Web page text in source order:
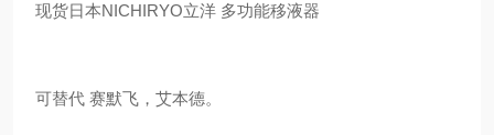
现货日本NICHIRYO立洋 多功能移液器
可替代 赛默飞，艾本德。